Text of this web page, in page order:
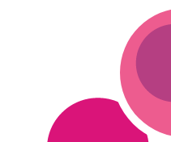
A
c
c
e
i
A